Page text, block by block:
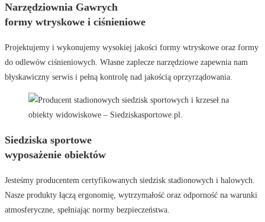
Narzędziownia Gawrych
formy wtryskowe i ciśnieniowe
Projektujemy i wykonujemy wysokiej jakości formy wtryskowe oraz formy
do odlewów ciśnieniowych. Własne zaplecze narzędziowe zapewnia nam
błyskawiczny serwis i pełną kontrolę nad jakością oprzyrządowania.
Siedziska sportowe
wyposażenie obiektów
Jesteśmy producentem certyfikowanych siedzisk stadionowych i halowych.
Nasze produkty łączą ergonomię, wytrzymałość oraz odporność na warunki
atmosferyczne, spełniając normy bezpieczeństwa.